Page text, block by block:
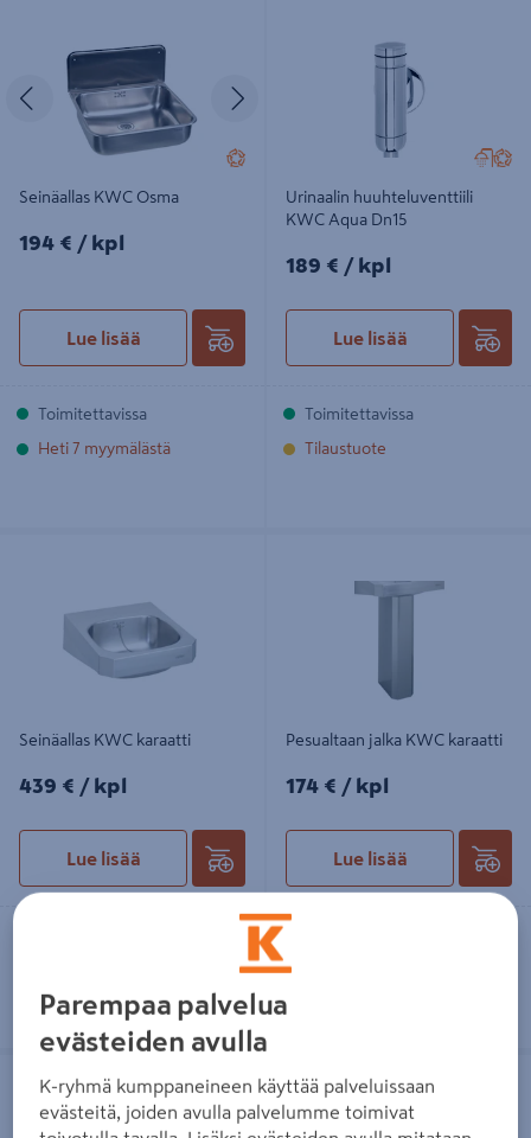
Edellinen
Seinäallas KWC Osma
194€/kpl
194 € / kpl
Lue lisää
Toimitettavissa
Heti 7 myymälästä
Urinaalin huuhteluventtiili
KWC Aqua Dn15
189€/kpl
189 € / kpl
Lue lisää
Toimitettavissa
Tilaustuote
Seinäallas KWC karaatti
439€/kpl
439 € / kpl
Lue lisää
Pesualtaan jalka KWC karaatti
174€/kpl
174 € / kpl
Lue lisää
Parempaa palvelua
evästeiden avulla
K-ryhmä kumppaneineen käyttää palveluissaan
evästeitä, joiden avulla palvelumme toimivat